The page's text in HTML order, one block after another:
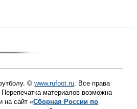
©www.rufoot.ru. Все права
материалов возможна
на сайт «Сборная России по